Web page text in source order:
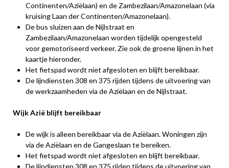
Continenten/Aziëlaan) en de Zambezilaan/Amazonelaan (via
kruising Laan der Continenten/Amazonelaan).
De bus sluizen aan de Nijlstraat en
Zambezilaan/Amazonelaan worden tijdelijk opengesteld
voor gemotoriseerd verkeer. Zie ook de groene lijnen in het
kaartje hieronder.
Het fietspad wordt niet afgesloten en blijft bereikbaar.
De lijndiensten 308 en 375 rijden tijdens de uitvoering van
de werkzaamheden via de Aziëlaan en de Nijlstraat.
Wijk Azië blijft bereikbaar
De wijk is alleen bereikbaar via de Aziëlaan. Woningen zijn
via de Aziëlaan en de Gangeslaan te bereiken.
Het fietspad wordt niet afgesloten en blijft bereikbaar.
De lijndiensten 308 en 375 rijden tijdens de uitvoering van